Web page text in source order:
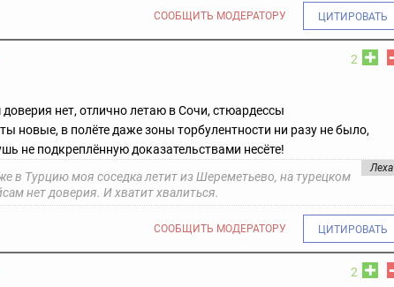
СООБЩИТЬ МОДЕРАТОРУ ЦИТИРОВАТЬ
2
нет, отлично летаю в Сочи, стюардессы
новые, в полёте даже зоны торбулентности ни разу не было,
не подкреплённую доказательствами несёте!
Леха
в Турцию моя соседка летит из Шереметьево, на турецком
нет доверия. И хватит хвалиться.
СООБЩИТЬ МОДЕРАТОРУ ЦИТИРОВАТЬ
2